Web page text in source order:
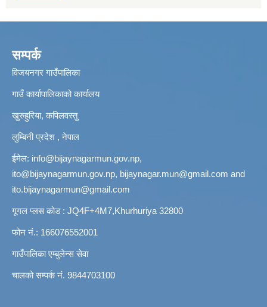
सम्पर्क
विजयनगर गाउँपालिका
गाउँ कार्यापालिकाको कार्यालय
खुरुहुरिया, कपिलवस्तु
लुम्बिनी प्रदेश , नेपाल
ईमेल: info@bijaynagarmun.gov.np,
ito@bijaynagarmun.gov.np, bijaynagar.mun@gmail.com and
ito.bijaynagarmun@gmail.com
गूगल प्लस कोड : JQ4F+4M7,Khurhuriya 32800
फोन नं.: 166076552001
गाउँपालिका एम्बुलेन्स सेवा
चालको सम्पर्क नं. 9844703100